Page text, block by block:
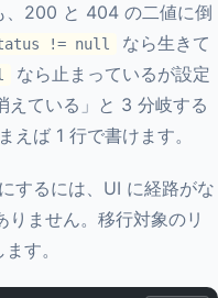
、200 と 404 の二値に倒
!= null
なら生きて
なら止まっているが設定
えている」と 3 分岐する
ば 1 行で書けます。
するには、UI に経路がな
りません。移行対象のリ
す。